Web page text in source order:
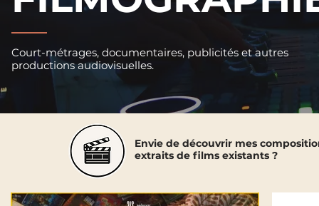
Court-métrages, documentaires, publicités et autres
productions audiovisuelles.
Envie de découvrir mes
extraits de films existants ?